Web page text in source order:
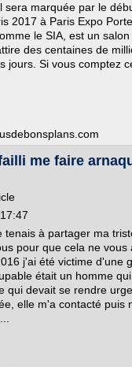
sera marquée par le
2017 à Paris Expo
le SIA, est un salon
des centaines de
jours. Si vous comptez
me faire
tenais à partager ma
pour que cela ne vous
j'ai été victime d'une
était un homme
qui devait se rendre
elle m'a contacté puis